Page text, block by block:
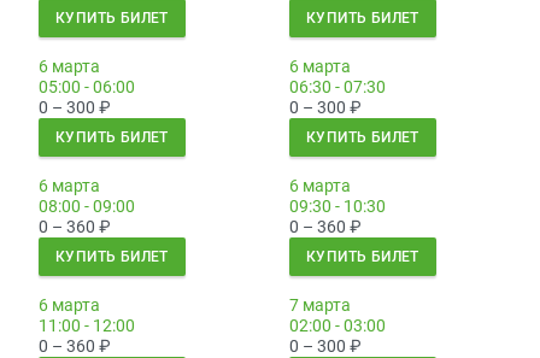
КУПИТЬ БИЛЕТ КУПИТЬ БИЛЕТ
6 марта
05:00 - 06:00
0 – 300 ₽
КУПИТЬ БИЛЕТ
6 марта
06:30 - 07:30
0 – 300 ₽
КУПИТЬ БИЛЕТ
6 марта
08:00 - 09:00
0 – 360 ₽
КУПИТЬ БИЛЕТ
6 марта
09:30 - 10:30
0 – 360 ₽
КУПИТЬ БИЛЕТ
6 марта
11:00 - 12:00
0 – 360 ₽
7 марта
02:00 - 03:00
0 – 300 ₽